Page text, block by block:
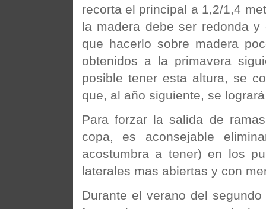
recorta el principal a 1,2/1,4
la madera debe ser redonda
que hacerlo sobre madera
obtenidos a la primavera
posible tener esta altura, se
que, al año siguiente, se
Para forzar la salida de
copa, es aconsejable
acostumbra a tener) en los
laterales mas abiertas y con
Durante el verano del